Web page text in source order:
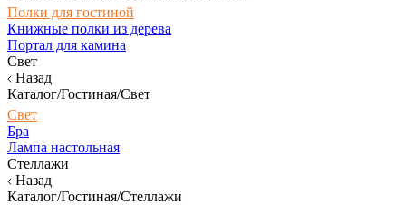
Полки для гостиной
Книжные полки из дерева
Портал для камина
Свет
Назад
Каталог/Гостиная/Свет
Свет
Бра
Лампа настольная
Стеллажи
Назад
Каталог/Гостиная/Стеллажи